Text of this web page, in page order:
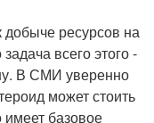
добыче ресурсов на
всего этого -
В СМИ уверенно
может стоить
базовое